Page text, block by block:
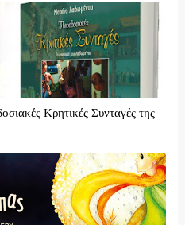
Κρητικές Συνταγές της